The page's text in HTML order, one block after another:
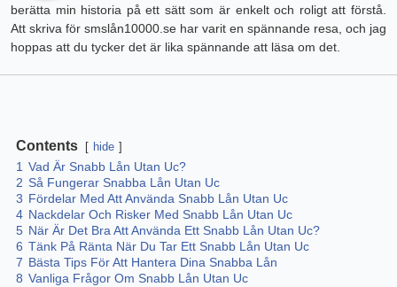
berätta min historia på ett sätt som är enkelt och roligt att förstå.
Att skriva för smslån10000.se har varit en spännande resa, och jag
hoppas att du tycker det är lika spännande att läsa om det.
Contents hide
1 Vad Är Snabb Lån Utan Uc?
2 Så Fungerar Snabba Lån Utan Uc
3 Fördelar Med Att Använda Snabb Lån Utan Uc
4 Nackdelar Och Risker Med Snabb Lån Utan Uc
5 När Är Det Bra Att Använda Ett Snabb Lån Utan Uc?
6 Tänk På Ränta När Du Tar Ett Snabb Lån Utan Uc
7 Bästa Tips För Att Hantera Dina Snabba Lån
8 Vanliga Frågor Om Snabb Lån Utan Uc